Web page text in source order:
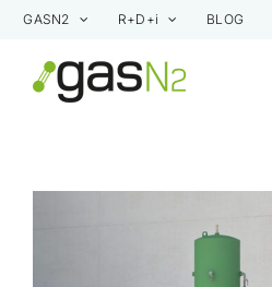
Skip
content
GASN2 R+D+i BLOG